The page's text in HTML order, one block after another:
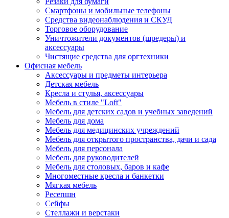
Смартфоны и мобильные телефоны
Средства видеонаблюдения и СКУД
Торговое оборудование
Уничтожители документов (шредеры) и
аксессуары
Чистящие средства для оргтехники
Офисная мебель
Аксессуары и предметы интерьера
Детская мебель
Кресла и стулья, аксессуары
Мебель в стиле "Loft"
Мебель для детских садов и учебных заведений
Мебель для дома
Мебель для медицинских учреждений
Мебель для открытого пространства, дачи и сада
Мебель для персонала
Мебель для руководителей
Мебель для столовых, баров и кафе
Многоместные кресла и банкетки
Мягкая мебель
Ресепшн
Сейфы
Стеллажи и верстаки